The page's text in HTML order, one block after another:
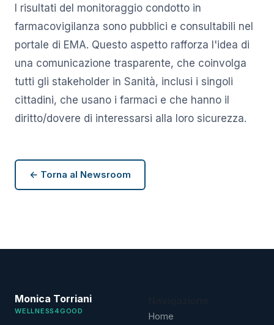
I risultati del monitoraggio condotto in
farmacovigilanza sono pubblici e consultabili nel
portale di EMA. Questo aspetto rafforza l'idea di
una comunicazione trasparente, che coinvolga
tutti gli stakeholder in Sanità, inclusi i singoli
cittadini, che usano i farmaci e che hanno il
diritto/dovere di interessarsi alla loro sicurezza.
← Torna al Newsroom
Monica Torriani
WELLNESS4GOOD
Home